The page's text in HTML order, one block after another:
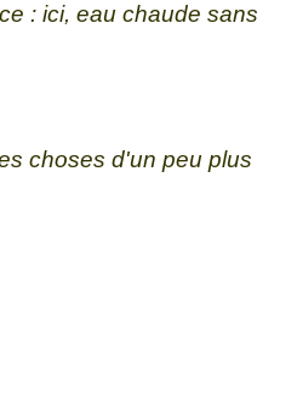
: ici, eau chaude sans
choses d'un peu plus